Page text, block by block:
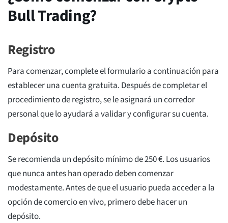
Bull Trading?
Registro
Para comenzar, complete el formulario a continuación para
establecer una cuenta gratuita. Después de completar el
procedimiento de registro, se le asignará un corredor
personal que lo ayudará a validar y configurar su cuenta.
Depósito
Se recomienda un depósito mínimo de 250 €. Los usuarios
que nunca antes han operado deben comenzar
modestamente. Antes de que el usuario pueda acceder a la
opción de comercio en vivo, primero debe hacer un
depósito.